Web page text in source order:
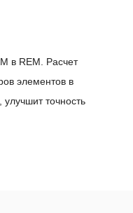
в REM. Расчет
элементов в
точность